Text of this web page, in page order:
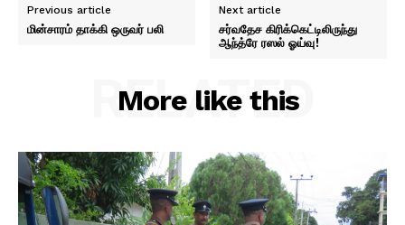
Previous article
மின்சாரம் தாக்கி ஒருவர் பலி
Next article
சர்வதேச கிரிக்கெட்டிலிருந்து
ஆந்த்ரே ரஸல் ஓய்வு!
More like this
RELATED